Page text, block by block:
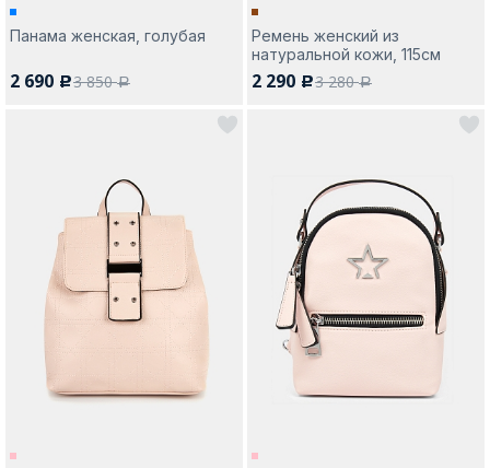
Панама женская, голубая
2 690 c3 850a
Ремень женский из
натуральной кожи, 115см
2 290 c3 280a